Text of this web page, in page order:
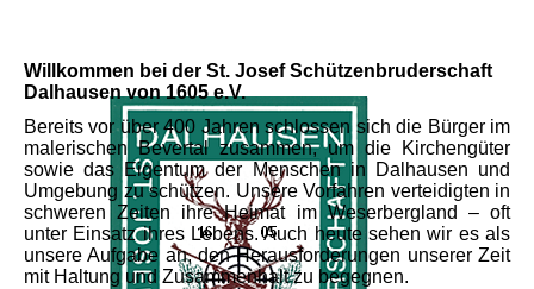
Willkommen bei der St. Josef Schützenbruderschaft
Dalhausen von 1605 e.V.
Bereits vor über 400 Jahren schlossen sich die Bürger im
malerischen Bevertal zusammen, um die Kirchengüter
sowie das Eigentum der Menschen in Dalhausen und
Umgebung zu schützen. Unsere Vorfahren verteidigten in
schweren Zeiten ihre Heimat im Weserbergland – oft
unter Einsatz ihres Lebens. Auch heute sehen wir es als
unsere Aufgabe an, den Herausforderungen unserer Zeit
mit Haltung und Zusammenhalt zu begegnen.